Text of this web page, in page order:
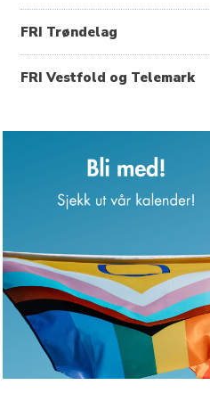
FRI Trøndelag
FRI Vestfold og Telemark